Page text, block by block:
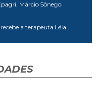
Márcio Sônego
a terapeuta Léia...